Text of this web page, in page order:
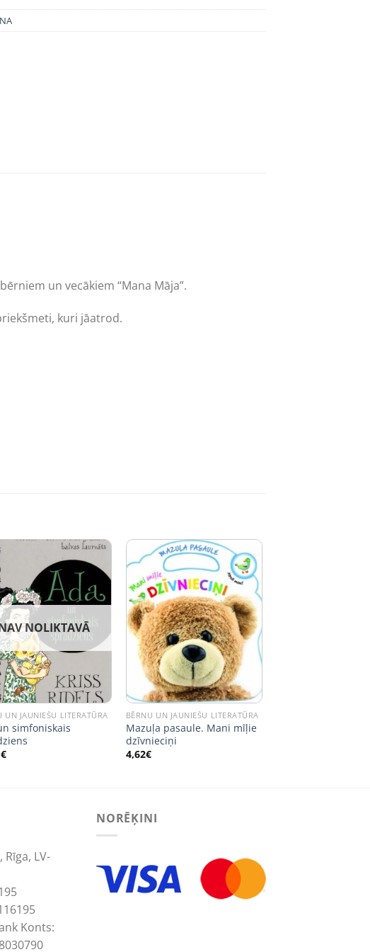
un vecākiem “Mana Māja”.
kuri jāatrod.
NOLIKTAVĀ
UN JAUNIEŠU LITERATŪRA
simfoniskais
€
BĒRNU UN JAUNIEŠU LITERATŪRA
Mazuļa pasaule. Mani mīļie
dzīvnieciņi
4,62€
LV-
Konts:
NORĒĶINI